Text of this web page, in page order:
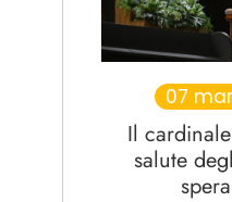
07
Il
salute